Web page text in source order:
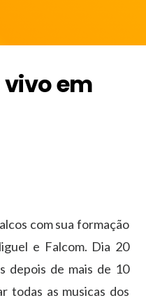
vivo em
com sua formação
e Falcom. Dia 20
depois de mais de 10
todas as musicas dos